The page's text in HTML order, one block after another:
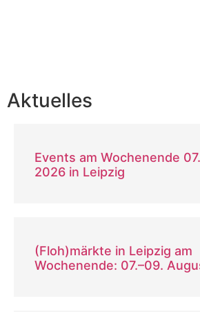
Aktuelles
Events am Wochenende
2026 in Leipzig
(Floh)märkte in Leipzig am
Wochenende: 07.–09.